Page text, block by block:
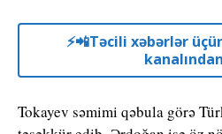
⚡️📲Təcili xəbərlər
Tokayev səmimi qəbula görə